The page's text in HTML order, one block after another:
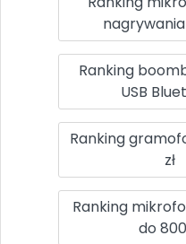
Ranking
USB
Ranking
zł
Ranking
do 800